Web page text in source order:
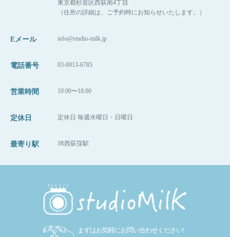
東京都杉並区西荻南4丁目
（住所の詳細は、ご予約時にお知らせいたします。）
Eメール info@studio-milk.jp
電話番号 03-6913-6785
営業時間 10:00〜18:00
定休日 定休日 毎週水曜日・日曜日
最寄り駅 JR西荻窪駅
まずはお気軽にお問い合わせください!